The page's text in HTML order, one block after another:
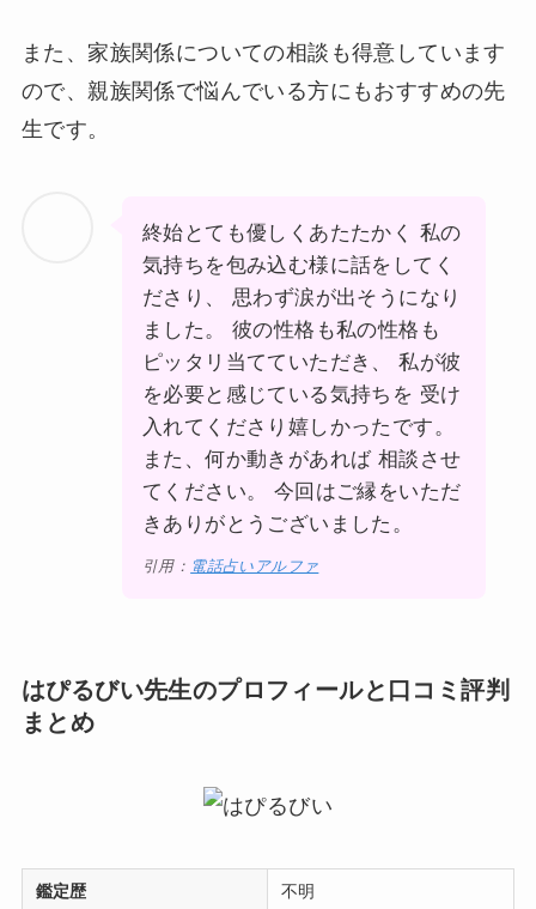
また、家族関係についての相談も得意しています
ので、親族関係で悩んでいる方にもおすすめの先
生です。
終始とても優しくあたたかく 私の
気持ちを包み込む様に話をしてく
ださり、 思わず涙が出そうになり
ました。 彼の性格も私の性格も
ピッタリ当てていただき、 私が彼
を必要と感じている気持ちを 受け
入れてくださり嬉しかったです。
また、何か動きがあれば 相談させ
てください。 今回はご縁をいただ
きありがとうございました。
引用： 電話占いアルファ
はぴるびい先生のプロフィールと口コミ評判
まとめ
鑑定歴 不明